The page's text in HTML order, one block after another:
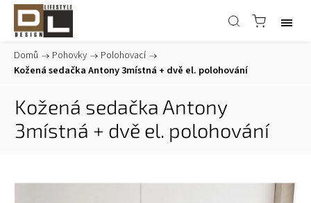
Domů / Pohovky / Polohovací /
Kožená sedačka Antony 3místná + dvě el. polohování
Kožená sedačka Antony
3místná + dvě el. polohování